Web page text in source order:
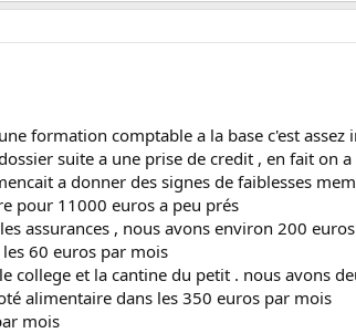
formation comptable a la base c'est assez
suite a une prise de credit , en fait on
a donner des signes de faiblesses
pour 11000 euros a peu prés
assurances , nous avons environ 200
60 euros par mois
college et la cantine du petit . nous avons
alimentaire dans les 350 euros par mois
mois